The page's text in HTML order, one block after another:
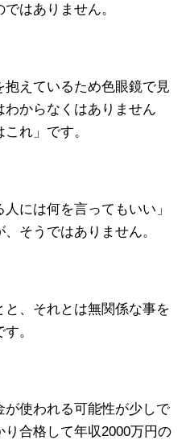
はありません。
えているため色眼鏡で見
からなくはありません
れ」です。
には何を言ってもいい」
そうではありません。
、それとは無関係な事を
。
使われる可能性が少しで
合格して年収2000万円の